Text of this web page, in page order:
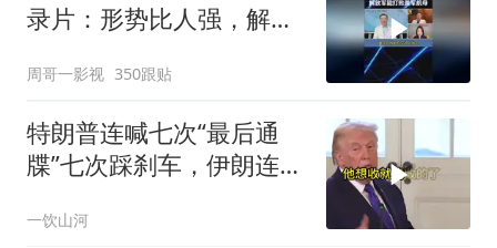
录片：形势比人强，解放
周哥一影视 350跟贴
特朗普连喊七次“最后通
牒”七次踩刹车，伊朗连谈
谁看
一饮山河